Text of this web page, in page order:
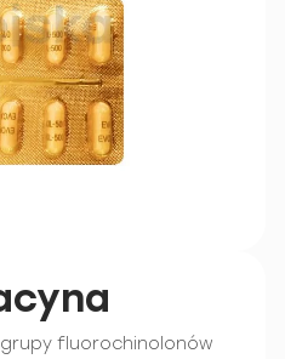
fluorochinolonów